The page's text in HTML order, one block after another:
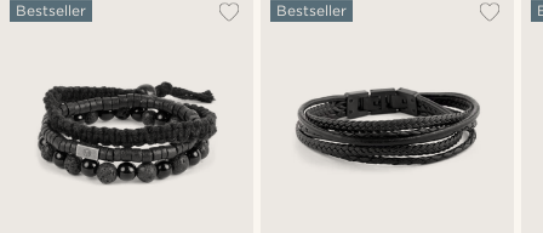
Bestseller Bestseller